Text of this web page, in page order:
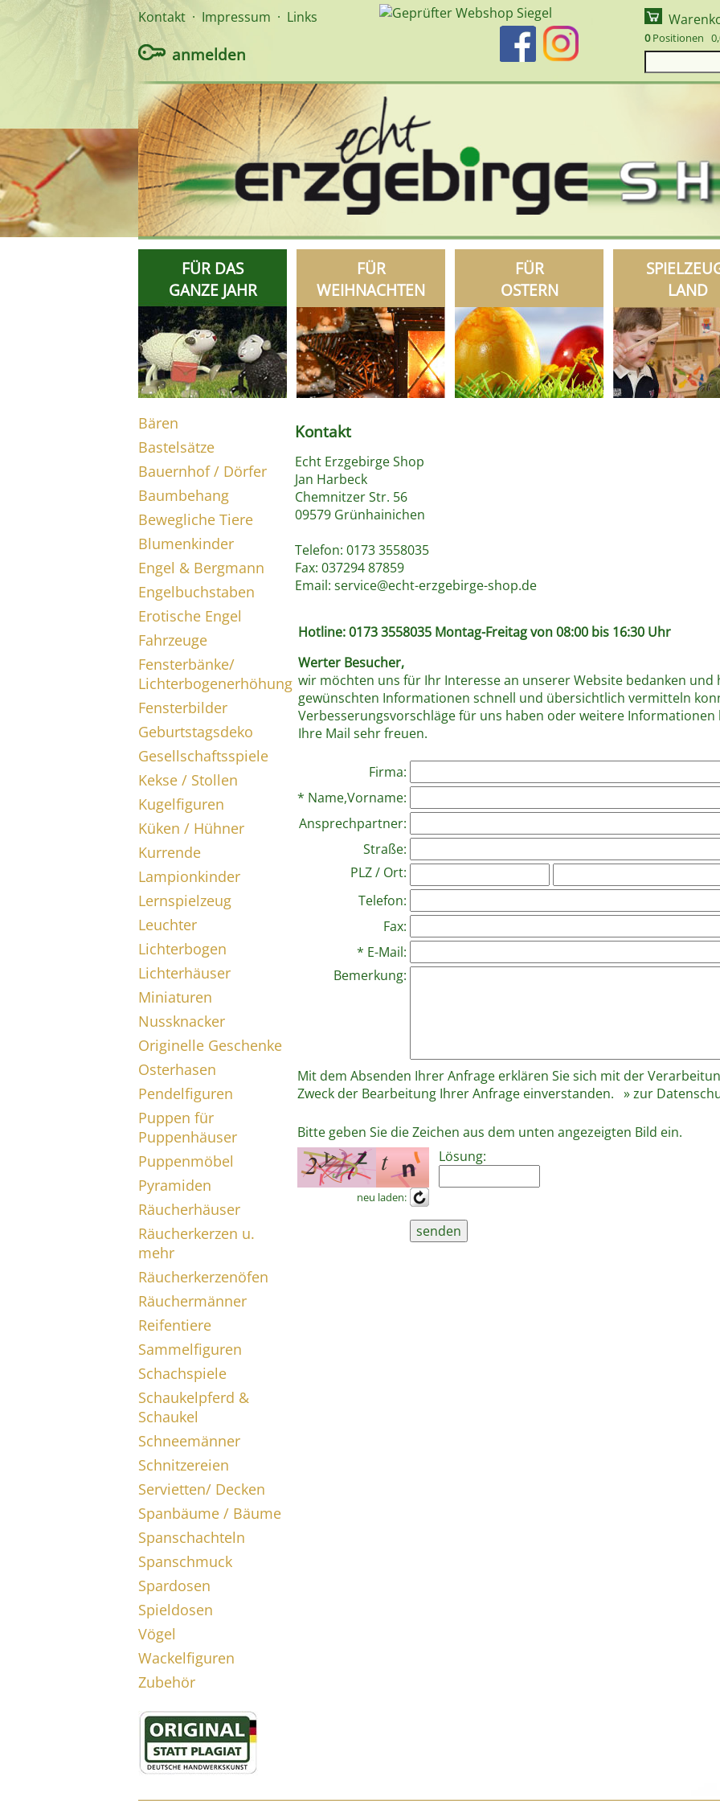
Kontakt · Impressum · Links
anmelden
0Positionen
FÜR DAS
GANZE JAHR
FÜR
WEIHNACHTEN
FÜR
OSTERN
LAND
Bären
Bastelsätze
Bauernhof / Dörfer
Baumbehang
Bewegliche Tiere
Blumenkinder
Engel & Bergmann
Engelbuchstaben
Erotische Engel
Fahrzeuge
Fensterbänke/
Lichterbogenerhöhung
Fensterbilder
Geburtstagsdeko
Gesellschaftsspiele
Kekse / Stollen
Kugelfiguren
Küken / Hühner
Kurrende
Lampionkinder
Lernspielzeug
Leuchter
Lichterbogen
Lichterhäuser
Miniaturen
Nussknacker
Originelle Geschenke
Osterhasen
Pendelfiguren
Puppen für
Puppenhäuser
Puppenmöbel
Pyramiden
Räucherhäuser
Räucherkerzen u.
mehr
Räucherkerzenöfen
Räuchermänner
Reifentiere
Sammelfiguren
Schachspiele
Schaukelpferd &
Schaukel
Schneemänner
Schnitzereien
Servietten/ Decken
Spanbäume / Bäume
Spanschachteln
Spanschmuck
Spardosen
Spieldosen
Vögel
Wackelfiguren
Zubehör
Kontakt
Echt Erzgebirge Shop
Jan Harbeck
Chemnitzer Str. 56
09579 Grünhainichen
Telefon: 0173 3558035
Fax: 037294 87859
Email: service@echt-erzgebirge-shop.de
Hotline: 0173 3558035 Montag-Freitag von 08:00 bis 16:30 Uhr
Werter Besucher,
wir möchten uns für Ihr Interesse an unserer Website bedanken und
gewünschten Informationen schnell und übersichtlich vermitteln
Verbesserungsvorschläge für uns haben oder weitere
Ihre Mail sehr freuen.
Firma:
* Name,Vorname:
Ansprechpartner:
Straße:
PLZ / Ort:
Telefon:
Fax:
* E-Mail:
Bemerkung:
Mit dem Absenden Ihrer Anfrage erklären Sie sich mit der
Zweck der Bearbeitung Ihrer Anfrage einverstanden. » zur
Bitte geben Sie die Zeichen aus dem unten angezeigten Bild ein.
neu laden:
Lösung: